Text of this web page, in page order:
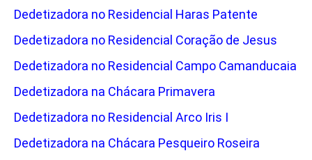
Dedetizadora no Residencial Haras Patente
Dedetizadora no Residencial Coração de Jesus
Dedetizadora no Residencial Campo Camanducaia
Dedetizadora na Chácara Primavera
Dedetizadora no Residencial Arco Iris I
Dedetizadora na Chácara Pesqueiro Roseira